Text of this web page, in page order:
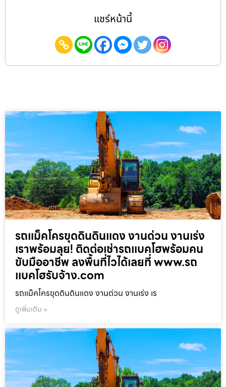
แชร์หน้านี้
รถแม็คโครขุดดินดินแดง งานด่วน งานเร่ง
เราพร้อมลุย! ติดต่อเช่ารถแบคโฮพร้อมคน
ขับมืออาชีพ ลงพื้นที่ไวได้เลยที่ www.รถ
แบคโฮรับจ้าง.com
รถแม็คโครขุดดินดินแดง งานด่วน งานเร่ง เร
ดูเพิ่มเติม »